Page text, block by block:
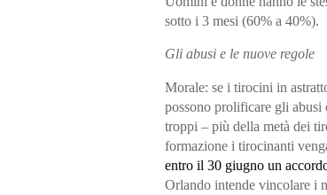
sotto i 3 mesi (60% a 40%).
Gli abusi e le nuove regole
Morale: se i tirocini in
possono prolificare gli abusi
troppi – più della metà dei
formazione i tirocinanti
entro il 30 giugno un
Orlando intende vincolare i